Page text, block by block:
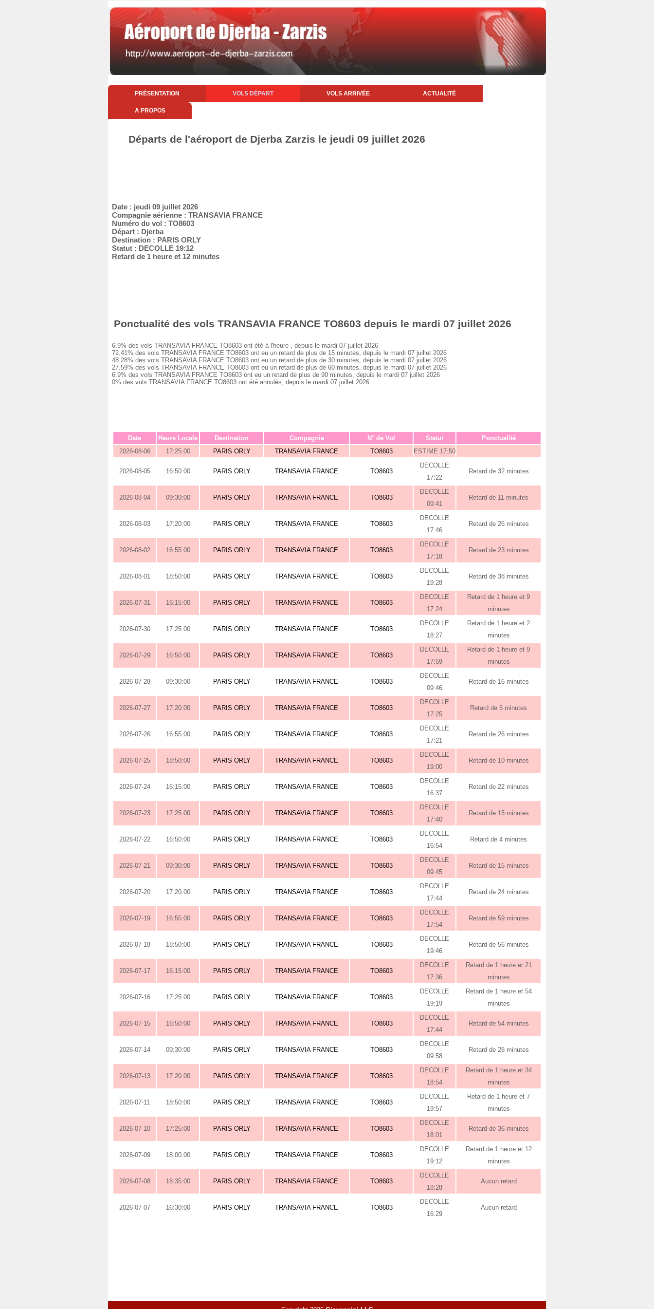
PRÉSENTATION VOLS DÉPART VOLS ARRIVÉE ACTUALITÉ
A PROPOS
Départs de l'aéroport de Djerba Zarzis le jeudi 09 juillet 2026
Date : jeudi 09 juillet 2026
Compagnie aérienne : TRANSAVIA FRANCE
Numéro du vol : TO8603
Départ : Djerba
Destination : PARIS ORLY
Statut : DECOLLE 19:12
Retard de 1 heure et 12 minutes
Ponctualité des vols TRANSAVIA FRANCE TO8603 depuis le mardi 07 juillet 2026
6.9% des vols TRANSAVIA FRANCE TO8603 ont été à l'heure , depuis le mardi 07 juillet 2026
72.41% des vols TRANSAVIA FRANCE TO8603 ont eu un retard de plus de 15 minutes, depuis le mardi 07 juillet 2026
48.28% des vols TRANSAVIA FRANCE TO8603 ont eu un retard de plus de 30 minutes, depuis le mardi 07 juillet 2026
27.59% des vols TRANSAVIA FRANCE TO8603 ont eu un retard de plus de 60 minutes, depuis le mardi 07 juillet 2026
6.9% des vols TRANSAVIA FRANCE TO8603 ont eu un retard de plus de 90 minutes, depuis le mardi 07 juillet 2026
0% des vols TRANSAVIA FRANCE TO8603 ont été annulés, depuis le mardi 07 juillet 2026
Date Heure Locale Destination Compagnie N° de Vol Statut
Ponctualité
2026-08-06
17:25:00 PARIS ORLY TRANSAVIA FRANCE TO8603 ESTIME 17:50
2026-08-05 16:50:00 PARIS ORLY TRANSAVIA FRANCE TO8603
DECOLLE
17:22
Retard de 32 minutes
2026-08-04 09:30:00 PARIS ORLY TRANSAVIA FRANCE TO8603
DECOLLE
09:41
Retard de 11 minutes
2026-08-03 17:20:00 PARIS ORLY TRANSAVIA FRANCE TO8603
DECOLLE
17:46
Retard de 26 minutes
2026-08-02 16:55:00 PARIS ORLY TRANSAVIA FRANCE TO8603
DECOLLE
17:18
Retard de 23 minutes
2026-08-01 18:50:00 PARIS ORLY TRANSAVIA FRANCE TO8603
DECOLLE
19:28
Retard de 38 minutes
2026-07-31 16:15:00 PARIS ORLY TRANSAVIA FRANCE TO8603
DECOLLE
17:24
Retard de 1 heure et 9
minutes
2026-07-30 17:25:00 PARIS ORLY TRANSAVIA FRANCE TO8603
DECOLLE
18:27
Retard de 1 heure et 2
minutes
2026-07-29 16:50:00 PARIS ORLY TRANSAVIA FRANCE TO8603
DECOLLE
17:59
Retard de 1 heure et 9
minutes
2026-07-28 09:30:00 PARIS ORLY TRANSAVIA FRANCE TO8603
DECOLLE
09:46
Retard de 16 minutes
2026-07-27 17:20:00 PARIS ORLY TRANSAVIA FRANCE TO8603
DECOLLE
17:25
Retard de 5 minutes
2026-07-26 16:55:00 PARIS ORLY TRANSAVIA FRANCE TO8603
DECOLLE
17:21
Retard de 26 minutes
2026-07-25 18:50:00 PARIS ORLY TRANSAVIA FRANCE TO8603
DECOLLE
19:00
Retard de 10 minutes
2026-07-24 16:15:00 PARIS ORLY TRANSAVIA FRANCE TO8603
DECOLLE
16:37
Retard de 22 minutes
2026-07-23 17:25:00 PARIS ORLY TRANSAVIA FRANCE TO8603
DECOLLE
17:40
Retard de 15 minutes
2026-07-22 16:50:00 PARIS ORLY TRANSAVIA FRANCE TO8603
DECOLLE
16:54
Retard de 4 minutes
2026-07-21 09:30:00 PARIS ORLY TRANSAVIA FRANCE TO8603
DECOLLE
09:45
Retard de 15 minutes
2026-07-20 17:20:00 PARIS ORLY TRANSAVIA FRANCE TO8603
DECOLLE
17:44
Retard de 24 minutes
2026-07-19 16:55:00 PARIS ORLY TRANSAVIA FRANCE TO8603
DECOLLE
17:54
Retard de 59 minutes
2026-07-18 18:50:00 PARIS ORLY TRANSAVIA FRANCE TO8603
DECOLLE
19:46
Retard de 56 minutes
2026-07-17 16:15:00 PARIS ORLY TRANSAVIA FRANCE TO8603
DECOLLE
17:36
Retard de 1 heure et 21
minutes
2026-07-16 17:25:00 PARIS ORLY TRANSAVIA FRANCE TO8603
DECOLLE
19:19
Retard de 1 heure et 54
minutes
2026-07-15 16:50:00 PARIS ORLY TRANSAVIA FRANCE TO8603
DECOLLE
17:44
Retard de 54 minutes
2026-07-14 09:30:00 PARIS ORLY TRANSAVIA FRANCE TO8603
DECOLLE
09:58
Retard de 28 minutes
2026-07-13 17:20:00 PARIS ORLY TRANSAVIA FRANCE TO8603
DECOLLE
18:54
Retard de 1 heure et 34
minutes
2026-07-11 18:50:00 PARIS ORLY TRANSAVIA FRANCE TO8603
DECOLLE
19:57
Retard de 1 heure et 7
minutes
2026-07-10 17:25:00 PARIS ORLY TRANSAVIA FRANCE TO8603
DECOLLE
18:01
Retard de 36 minutes
2026-07-09 18:00:00 PARIS ORLY TRANSAVIA FRANCE TO8603
DECOLLE
19:12
Retard de 1 heure et 12
minutes
2026-07-08 18:35:00 PARIS ORLY TRANSAVIA FRANCE TO8603
DECOLLE
18:28
Aucun retard
2026-07-07 16:30:00 PARIS ORLY TRANSAVIA FRANCE TO8603
DECOLLE
16:29
Aucun retard